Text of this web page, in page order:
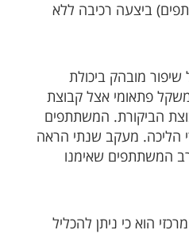
(27 משתתפים) ביצעה רכיבה ללא
מובהק ביכולת
פתאומי אצל קבוצת
הביקורת. המשתתפים
הליכה. מעקב שנתי הראה
המשתתפים שאימנו
הוא כי ניתן להכליל